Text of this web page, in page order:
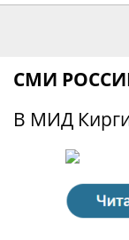
СМИ
В МИД